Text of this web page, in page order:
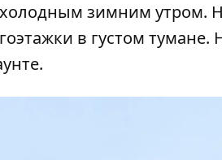
зимним утром.
в густом тумане.
.